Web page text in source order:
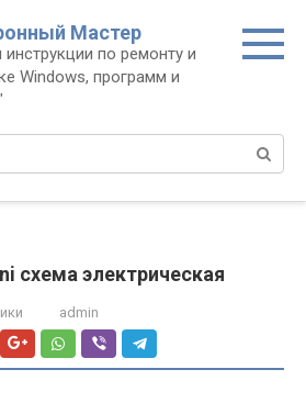
Мастер
инструкции по ремонту и
Windows, программ и
схема электрическая
admin